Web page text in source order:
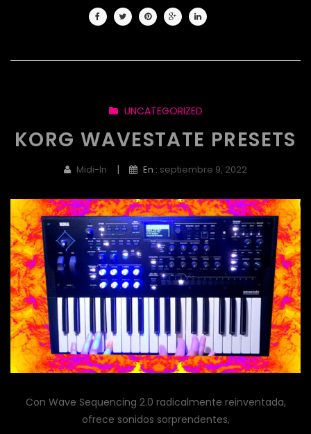
UNCATEGORIZED
KORG WAVESTATE PRESETS
Midi-In | En : septiembre 9, 2022
Con Wave Sequencing 2.0 radicalmente reinventada,
ofrece sonidos sorprendentes,